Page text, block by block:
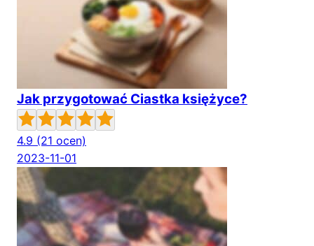
Jak przygotować Ciastka księżyce?
4.9 (21 ocen)
2023-11-01